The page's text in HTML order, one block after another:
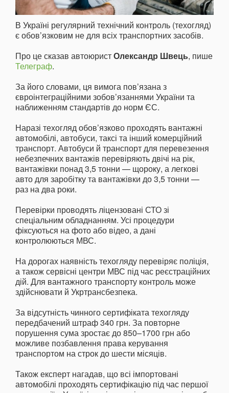
В Україні регулярний технічний контроль (техогляд)
є обов’язковим не для всіх транспортних засобів.
Про це сказав автоюристОлександр Швець, пише
Телеграф.
За його словами, ця вимога пов’язана з
євроінтеграційними зобов’язаннями України та
наближенням стандартів до норм ЄС.
Наразі техогляд обов’язково проходять вантажні
автомобілі, автобуси, таксі та інший комерційний
транспорт. Автобуси й транспорт для перевезення
небезпечних вантажів перевіряють двічі на рік,
вантажівки понад 3,5 тонни — щороку, а легкові
авто для заробітку та вантажівки до 3,5 тонни —
раз на два роки.
Перевірки проводять ліцензовані СТО зі
спеціальним обладнанням. Усі процедури
фіксуються на фото або відео, а дані
контролюються МВС.
На дорогах наявність техогляду перевіряє поліція,
а також сервісні центри МВС під час реєстраційних
дій. Для вантажного транспорту контроль може
здійснювати й Укртрансбезпека.
За відсутність чинного сертифіката техогляду
передбачений штраф 340 грн. За повторне
порушення сума зростає до 850–1700 грн або
можливе позбавлення права керування
транспортом на строк до шести місяців.
Також експерт нагадав, що всі імпортовані
автомобілі проходять сертифікацію під час першої